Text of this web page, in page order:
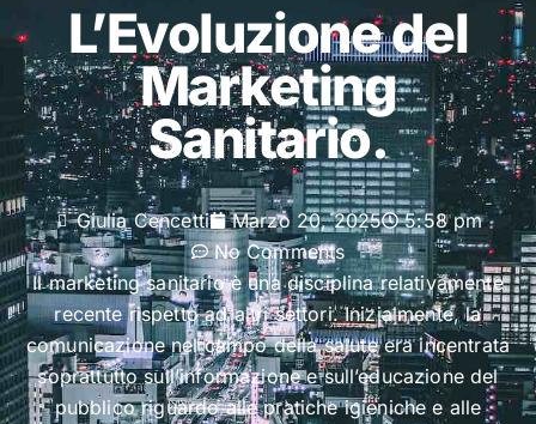
L’Evoluzione del
Marketing
Sanitario.
Giulia Cencetti Marzo 20, 2025
5:58 pm
No Comments
Il marketing sanitario è una disciplina relativamente
recente rispetto ad altri settori. Inizialmente, la
comunicazione nel campo della salute era incentrata
soprattutto sull’informazione e sull’educazione del
pubblico riguardo alle pratiche igieniche e alle